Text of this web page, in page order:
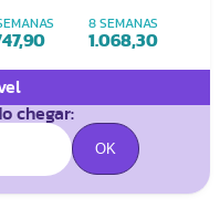
8 SEMANAS
1.068,30
chegar: